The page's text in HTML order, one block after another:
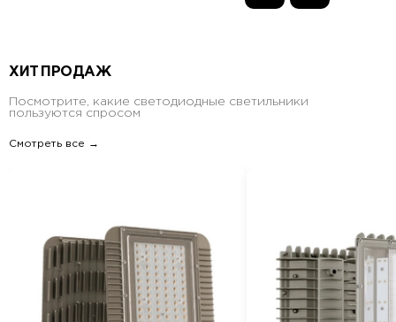
ХИТ ПРОДАЖ
Посмотрите, какие светодиодные светильники
пользуются спросом
Смотреть все →